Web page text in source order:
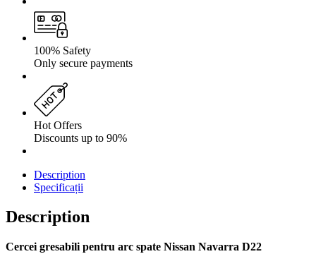
100% Safety
Only secure payments
Hot Offers
Discounts up to 90%
Description
Specificații
Description
Cercei gresabili pentru arc spate Nissan Navarra D22